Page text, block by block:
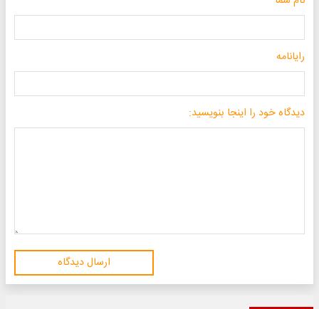
رایانامه
دیدگاه خود را اینجا بنویسید:
ارسال دیدگاه